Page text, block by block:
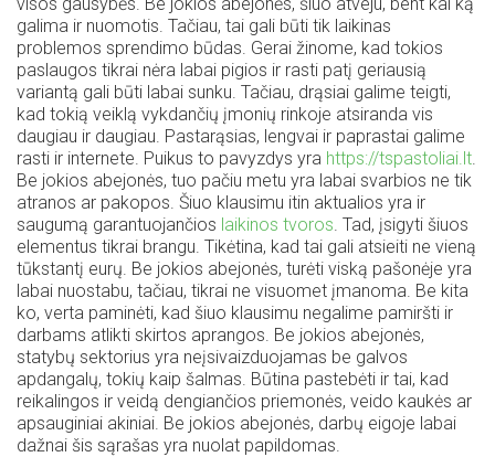
galima ir nuomotis. Tačiau, tai gali būti tik laikinas
problemos sprendimo būdas. Gerai žinome, kad tokios
paslaugos tikrai nėra labai pigios ir rasti patį geriausią
variantą gali būti labai sunku. Tačiau, drąsiai galime teigti,
kad tokią veiklą vykdančių įmonių rinkoje atsiranda vis
daugiau ir daugiau. Pastarąsias, lengvai ir paprastai galime
rasti ir internete. Puikus to pavyzdys yra https://tspastoliai.lt.
Be jokios abejonės, tuo pačiu metu yra labai svarbios ne tik
atranos ar pakopos. Šiuo klausimu itin aktualios yra ir
saugumą garantuojančios laikinos tvoros. Tad, įsigyti šiuos
elementus tikrai brangu. Tikėtina, kad tai gali atsieiti ne vieną
tūkstantį eurų. Be jokios abejonės, turėti viską pašonėje yra
labai nuostabu, tačiau, tikrai ne visuomet įmanoma. Be kita
ko, verta paminėti, kad šiuo klausimu negalime pamiršti ir
darbams atlikti skirtos aprangos. Be jokios abejonės,
statybų sektorius yra neįsivaizduojamas be galvos
apdangalų, tokių kaip šalmas. Būtina pastebėti ir tai, kad
reikalingos ir veidą dengiančios priemonės, veido kaukės ar
apsauginiai akiniai. Be jokios abejonės, darbų eigoje labai
dažnai šis sąrašas yra nuolat papildomas.